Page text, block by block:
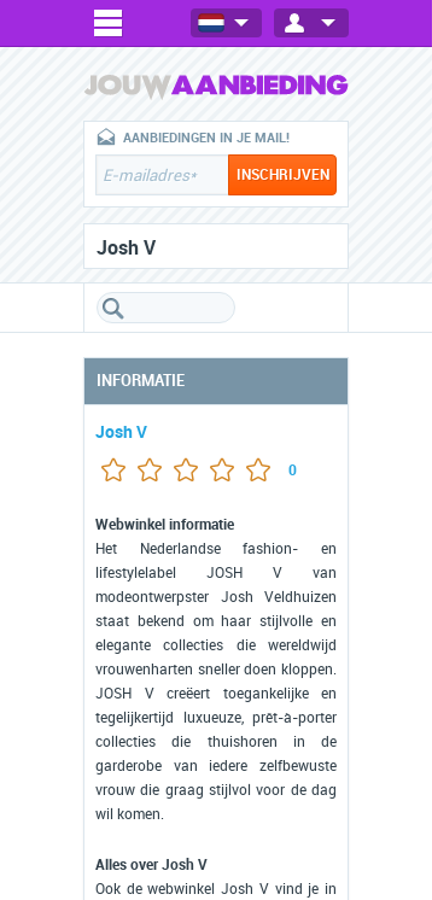
AANBIEDINGEN IN JE MAIL!
Josh V
INFORMATIE
Josh V
0
Webwinkel informatie
Het Nederlandse fashion- en
lifestylelabel JOSH V van
modeontwerpster Josh Veldhuizen
staat bekend om haar stijlvolle en
elegante collecties die wereldwijd
vrouwenharten sneller doen kloppen.
JOSH V creëert toegankelijke en
tegelijkertijd luxueuze, prêt-à-porter
collecties die thuishoren in de
garderobe van iedere zelfbewuste
vrouw die graag stijlvol voor de dag
wil komen.
Alles over Josh V
Ook de webwinkel Josh V vind je in